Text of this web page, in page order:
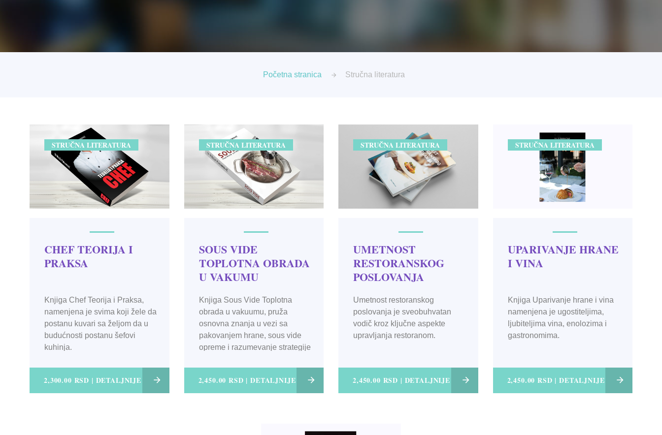
Početna stranica Stručna literatura
STRUČNA LITERATURA
CHEF TEORIJA I
PRAKSA
Knjiga Chef Teorija i Praksa,
namenjena je svima koji žele da
postanu kuvari sa željom da u
budućnosti postanu šefovi
kuhinja.
2,300.00 RSD | DETALJNIJE
STRUČNA LITERATURA
SOUS VIDE
TOPLOTNA OBRADA
U VAKUMU
Knjiga Sous Vide Toplotna
obrada u vakuumu, pruža
osnovna znanja u vezi sa
pakovanjem hrane, sous vide
opreme i razumevanje strategije
2,450.00 RSD | DETALJNIJE
STRUČNA LITERATURA
UMETNOST
RESTORANSKOG
POSLOVANJA
Umetnost restoranskog
poslovanja je sveobuhvatan
vodič kroz ključne aspekte
upravljanja restoranom.
2,450.00 RSD | DETALJNIJE
STRUČNA LITERATURA
UPARIVANJE HRANE
I VINA
Knjiga Uparivanje hrane i vina
namenjena je ugostiteljima,
ljubiteljima vina, enolozima i
gastronomima.
2,450.00 RSD | DETALJNIJE